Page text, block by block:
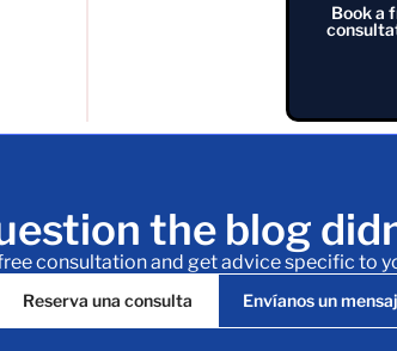
Book a
the blog
consultation and get advice specific to
Reserva una consulta Envíanos un